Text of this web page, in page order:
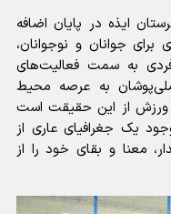
ایذه در پایان اضافه
برای جوانان و نوجوانان،
به سمت فعالیت‌های
به عرصه محیط
از این حقیقت است
یک جغرافیای عاری از
معنا و بقای خود را از